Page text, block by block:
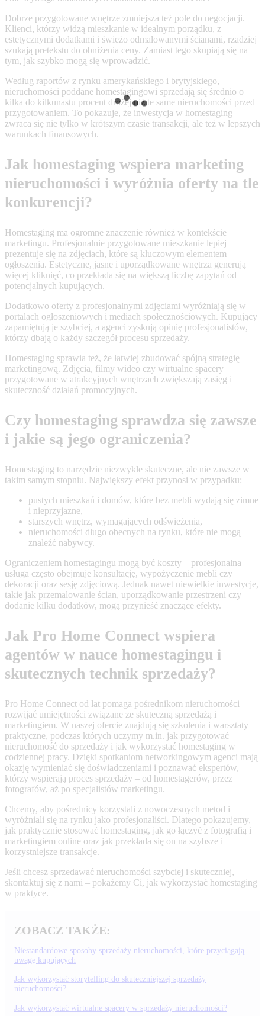
Dobrze przygotowane wnętrze zmniejsza też pole do negocjacji.
Klienci, którzy widzą mieszkanie w idealnym porządku, z
estetycznymi dodatkami i świeżo odmalowanymi ścianami, rzadziej
szukają pretekstu do obniżenia ceny. Zamiast tego skupiają się na
tym, jak szybko mogą się wprowadzić.
Według raportów z rynku amerykańskiego i brytyjskiego,
nieruchomości poddane homestagingowi sprzedają się średnio o
kilka do kilkunastu procent drożej niż te same nieruchomości przed
przygotowaniem. To pokazuje, że inwestycja w homestaging
zwraca się nie tylko w krótszym czasie transakcji, ale też w lepszych
warunkach finansowych.
Jak homestaging wspiera marketing
nieruchomości i wyróżnia oferty na tle
konkurencji?
Homestaging ma ogromne znaczenie również w kontekście
marketingu. Profesjonalnie przygotowane mieszkanie lepiej
prezentuje się na zdjęciach, które są kluczowym elementem
ogłoszenia. Estetyczne, jasne i uporządkowane wnętrza generują
więcej kliknięć, co przekłada się na większą liczbę zapytań od
potencjalnych kupujących.
Dodatkowo oferty z profesjonalnymi zdjęciami wyróżniają się w
portalach ogłoszeniowych i mediach społecznościowych. Kupujący
zapamiętują je szybciej, a agenci zyskują opinię profesjonalistów,
którzy dbają o każdy szczegół procesu sprzedaży.
Homestaging sprawia też, że łatwiej zbudować spójną strategię
marketingową. Zdjęcia, filmy wideo czy wirtualne spacery
przygotowane w atrakcyjnych wnętrzach zwiększają zasięg i
skuteczność działań promocyjnych.
Czy homestaging sprawdza się zawsze
i jakie są jego ograniczenia?
Homestaging to narzędzie niezwykle skuteczne, ale nie zawsze w
takim samym stopniu. Największy efekt przynosi w przypadku:
pustych mieszkań i domów, które bez mebli wydają się zimne
i nieprzyjazne,
starszych wnętrz, wymagających odświeżenia,
nieruchomości długo obecnych na rynku, które nie mogą
znaleźć nabywcy.
Ograniczeniem homestagingu mogą być koszty – profesjonalna
usługa często obejmuje konsultację, wypożyczenie mebli czy
dekoracji oraz sesję zdjęciową. Jednak nawet niewielkie inwestycje,
takie jak przemalowanie ścian, uporządkowanie przestrzeni czy
dodanie kilku dodatków, mogą przynieść znaczące efekty.
Jak Pro Home Connect wspiera
agentów w nauce homestagingu i
skutecznych technik sprzedaży?
Pro Home Connect od lat pomaga pośrednikom nieruchomości
rozwijać umiejętności związane ze skuteczną sprzedażą i
marketingiem. W naszej ofercie znajdują się szkolenia i warsztaty
praktyczne, podczas których uczymy m.in. jak przygotować
nieruchomość do sprzedaży i jak wykorzystać homestaging w
codziennej pracy. Dzięki spotkaniom networkingowym agenci mają
okazję wymieniać się doświadczeniami i poznawać ekspertów,
którzy wspierają proces sprzedaży – od homestagerów, przez
fotografów, aż po specjalistów marketingu.
Chcemy, aby pośrednicy korzystali z nowoczesnych metod i
wyróżniali się na rynku jako profesjonaliści. Dlatego pokazujemy,
jak praktycznie stosować homestaging, jak go łączyć z fotografią i
marketingiem online oraz jak przekłada się on na szybsze i
korzystniejsze transakcje.
Jeśli chcesz sprzedawać nieruchomości szybciej i skuteczniej,
skontaktuj się z nami – pokażemy Ci, jak wykorzystać homestaging
w praktyce.
ZOBACZ TAKŻE:
Niestandardowe sposoby sprzedaży nieruchomości, które przyciągają
uwagę kupujących
Jak wykorzystać storytelling do skuteczniejszej sprzedaży
nieruchomości?
Jak wykorzystać wirtualne spacery w sprzedaży nieruchomości?